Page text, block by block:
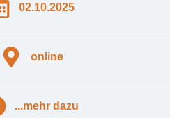
02.10.2025
online
...mehr dazu